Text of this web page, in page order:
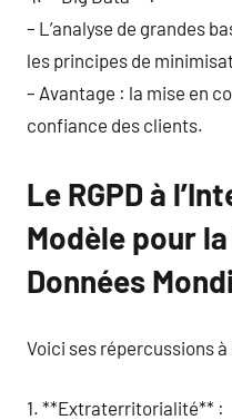
– L’analyse de grandes
les principes de
– Avantage : la mise en
confiance des clients.
Le RGPD à
Modèle pour
Données
Voici ses répercussions à
1. **Extraterritorialité** :